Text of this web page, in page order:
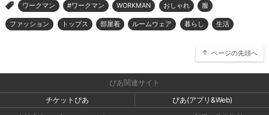
> ワークマン #ワークマン WORKMAN おしゃれ 服
ファッション トップス 部屋着 ルームウェア 暮らし 生活
ページの先頭へ
ぴあ関連サイト
チケットぴあ
ぴあ(アプリ&Web)